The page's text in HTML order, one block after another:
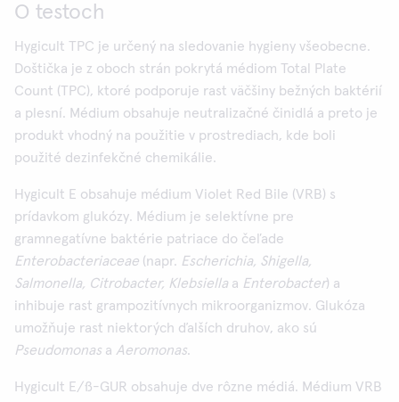
O testoch
Hygicult TPC je určený na sledovanie hygieny všeobecne.
Doštička je z oboch strán pokrytá médiom Total Plate
Count (TPC), ktoré podporuje rast väčšiny bežných baktérií
a plesní. Médium obsahuje neutralizačné činidlá a preto je
produkt vhodný na použitie v prostrediach, kde boli
použité dezinfekčné chemikálie.
Hygicult E obsahuje médium Violet Red Bile (VRB) s
prídavkom glukózy. Médium je selektívne pre
gramnegatívne baktérie patriace do čeľade
Enterobacteriaceae (napr. Escherichia, Shigella,
Salmonella, Citrobacter, Klebsiella a Enterobacter) a
inhibuje rast grampozitívnych mikroorganizmov. Glukóza
umožňuje rast niektorých ďalších druhov, ako sú
Pseudomonas a Aeromonas.
Hygicult E/ß-GUR obsahuje dve rôzne médiá. Médium VRB